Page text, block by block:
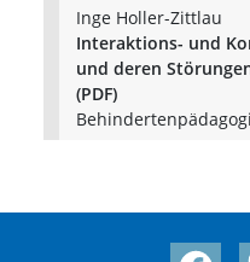
Inge Holler-Zittlau
Interaktions- und
und deren
(PDF)